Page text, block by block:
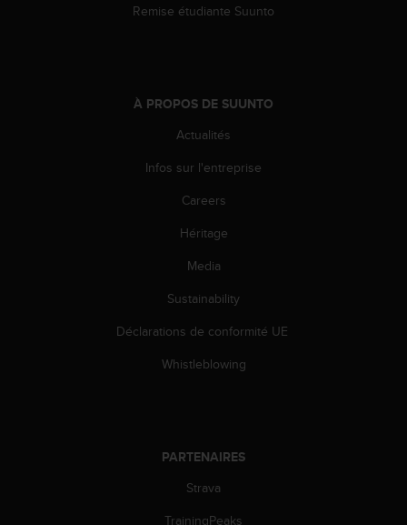
Remise étudiante Suunto
À PROPOS DE SUUNTO
Actualités
Infos sur l'entreprise
Careers
Héritage
Media
Sustainability
Déclarations de conformité UE
Whistleblowing
PARTENAIRES
Strava
TrainingPeaks